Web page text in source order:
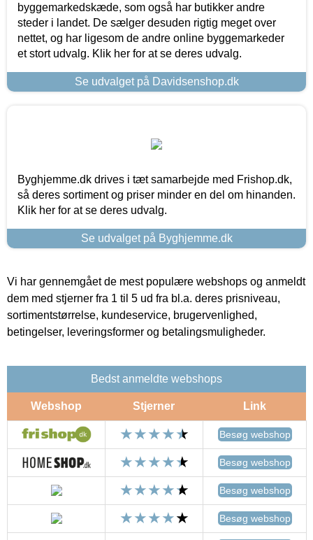
byggemarkedskæde, som også har butikker andre
steder i landet. De sælger desuden rigtig meget over
nettet, og har ligesom de andre online byggemarkeder
et stort udvalg. Klik her for at se deres udvalg.
Se udvalget på Davidsenshop.dk
Byghjemme.dk drives i tæt samarbejde med Frishop.dk,
så deres sortiment og priser minder en del om hinanden.
Klik her for at se deres udvalg.
Se udvalget på Byghjemme.dk
Vi har gennemgået de mest populære webshops og anmeldt
dem med stjerner fra 1 til 5 ud fra bl.a. deres prisniveau,
sortimentstørrelse, kundeservice, brugervenlighed,
betingelser, leveringsformer og betalingsmuligheder.
Bedst anmeldte webshops
Webshop Stjerner Link
Besøg webshop
Besøg webshop
Besøg webshop
Besøg webshop